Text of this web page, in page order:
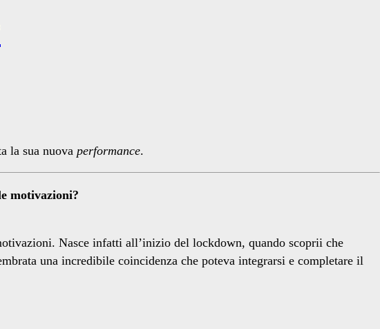
la sua nuova performance.
motivazioni?
Nasce infatti all’inizio del lockdown, quando scoprii che
una incredibile coincidenza che poteva integrarsi e completare il